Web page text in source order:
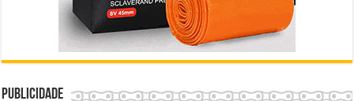
Publicidade